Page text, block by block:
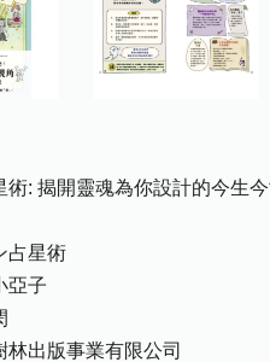
術: 揭開靈魂為你設計的今生
占星術
亞子
林出版事業有限公司